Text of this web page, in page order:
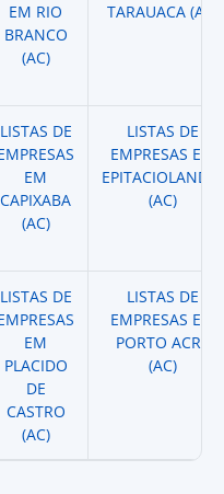
EM RIO
BRANCO
(AC)
TARAUACA (AC)
LISTAS DE
EM
CAPIXABA
(AC)
LISTAS DE
EMPRESAS EM
EPITACIOLANDIA
(AC)
LISTAS DE
EM
PLACIDO
DE
CASTRO
(AC)
LISTAS DE
EMPRESAS EM
PORTO ACRE
(AC)